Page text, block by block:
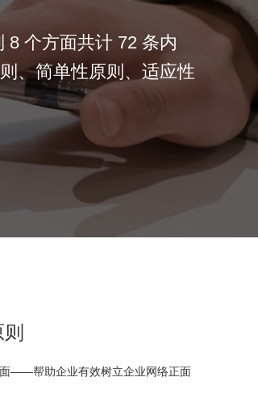
8 个方面共计 72 条内
、简单性原则、适应性
——帮助企业有效树立企业网络正面